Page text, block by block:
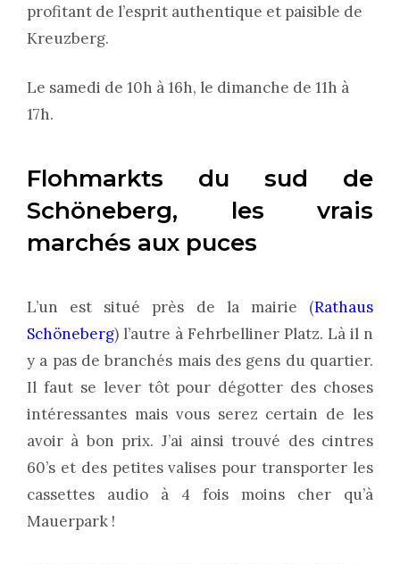
profitant de l’esprit authentique et paisible de
Kreuzberg.
Le samedi de 10h à 16h, le dimanche de 11h à
17h.
Flohmarkts du sud de
Schöneberg, les vrais
marchés aux puces
L’un est situé près de la mairie (Rathaus
Schöneberg) l’autre à Fehrbelliner Platz. Là il n
y a pas de branchés mais des gens du quartier.
Il faut se lever tôt pour dégotter des choses
intéressantes mais vous serez certain de les
avoir à bon prix. J’ai ainsi trouvé des cintres
60’s et des petites valises pour transporter les
cassettes audio à 4 fois moins cher qu’à
Mauerpark !